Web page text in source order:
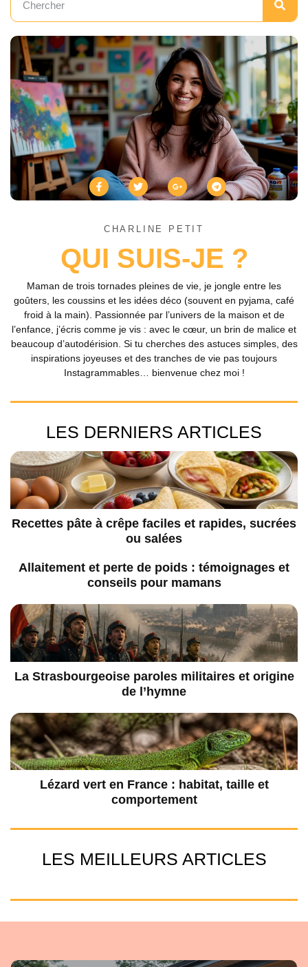
CHARLINE PETIT
QUI SUIS-JE ?
Maman de trois tornades pleines de vie, je jongle entre les
goûters, les coussins et les idées déco (souvent en pyjama, café
froid à la main). Passionnée par l’univers de la maison et de
l’enfance, j’écris comme je vis : avec le cœur, un brin de malice et
beaucoup d’autodérision. Si tu cherches des astuces simples, des
inspirations joyeuses et des tranches de vie pas toujours
Instagrammables… bienvenue chez moi !
LES DERNIERS ARTICLES
Recettes pâte à crêpe faciles et rapides, sucrées
ou salées
Allaitement et perte de poids : témoignages et
conseils pour mamans
La Strasbourgeoise paroles militaires et origine
de l’hymne
Lézard vert en France : habitat, taille et
comportement
LES MEILLEURS ARTICLES